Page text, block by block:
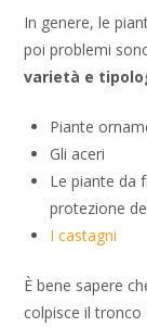
In genere, le
poi problemi
varietà e
Piante
Gli aceri
Le piante da
protezione
I castagni
È bene sapere
colpisce il tronco